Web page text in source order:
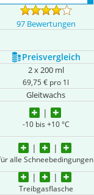
97 Bewertungen
Preis­vergleich
2 x 200 ml
69,75 € pro 1l
Gleitwachs
-10 bis +10 °C
alle Schneebedingungen
Treibgasflasche